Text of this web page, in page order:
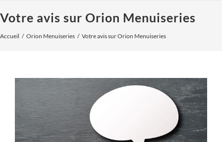
Votre avis sur Orion Menuiseries
Accueil Orion Menuiseries Votre avis sur Orion Menuiseries
Voir
l'image
agrandie